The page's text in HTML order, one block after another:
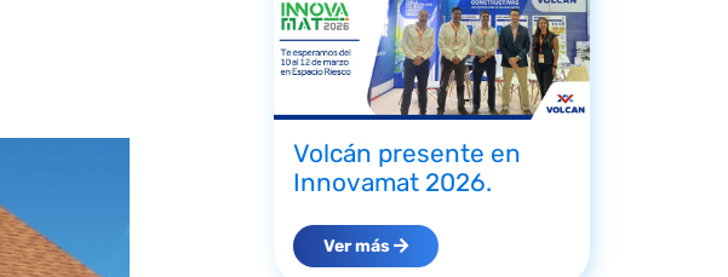
Volcán presente en
Innovamat 2026.
Ver más